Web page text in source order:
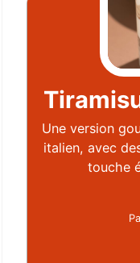
Une version
italien, avec
touche